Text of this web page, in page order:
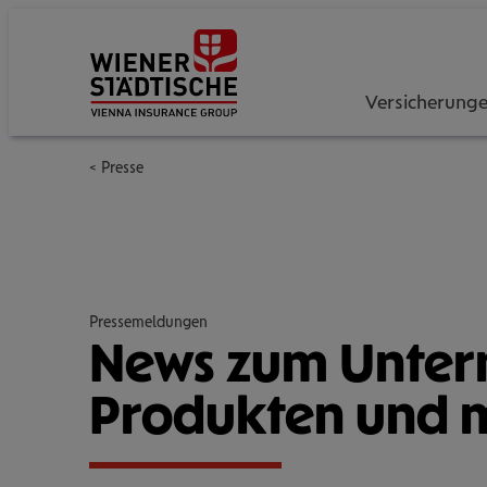
Presse
Pressemeldungen
News zum
Pro­duk­ten und